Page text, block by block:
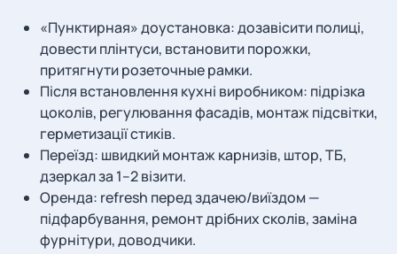
«Пунктирная» доустановка: дозавісити полиці,
довести плінтуси, встановити порожки,
притягнути розеточные рамки.
Після встановлення кухні виробником: підрізка
цоколів, регулювання фасадів, монтаж підсвітки,
герметизації стиків.
Переїзд: швидкий монтаж карнизів, штор, ТБ,
дзеркал за 1–2 візити.
Оренда: refresh перед здачею/виїздом —
підфарбування, ремонт дрібних сколів, заміна
фурнітури, доводчики.